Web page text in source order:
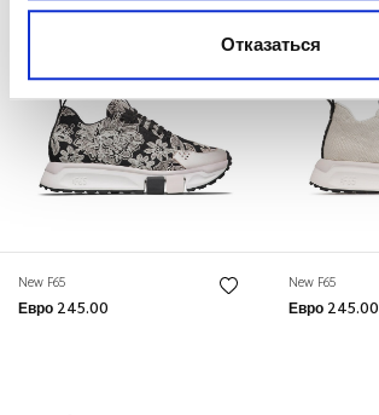
Отказаться
New F65
Евро 245.00
New F65
Евро 245.00